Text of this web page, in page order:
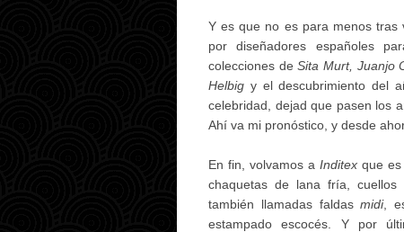
Y es que no es para menos tras
por diseñadores españoles
colecciones de Sita Murt, Juanjo
Helbig y el descubrimiento del
celebridad, dejad que pasen los
Ahí va mi pronóstico, y desde
En fin, volvamos a Inditex que es
chaquetas de lana fría, cuellos
también llamadas faldasmidi,
estampado escocés. Y por